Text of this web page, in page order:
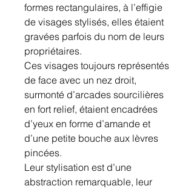
formes rectangulaires, à l’effigie
de visages stylisés, elles étaient
gravées parfois du nom de leurs
propriétaires.
Ces visages toujours représentés
de face avec un nez droit,
surmonté d’arcades sourcilières
en fort relief, étaient encadrées
d’yeux en forme d’amande et
d’une petite bouche aux lèvres
pincées.
Leur stylisation est d’une
abstraction remarquable, leur